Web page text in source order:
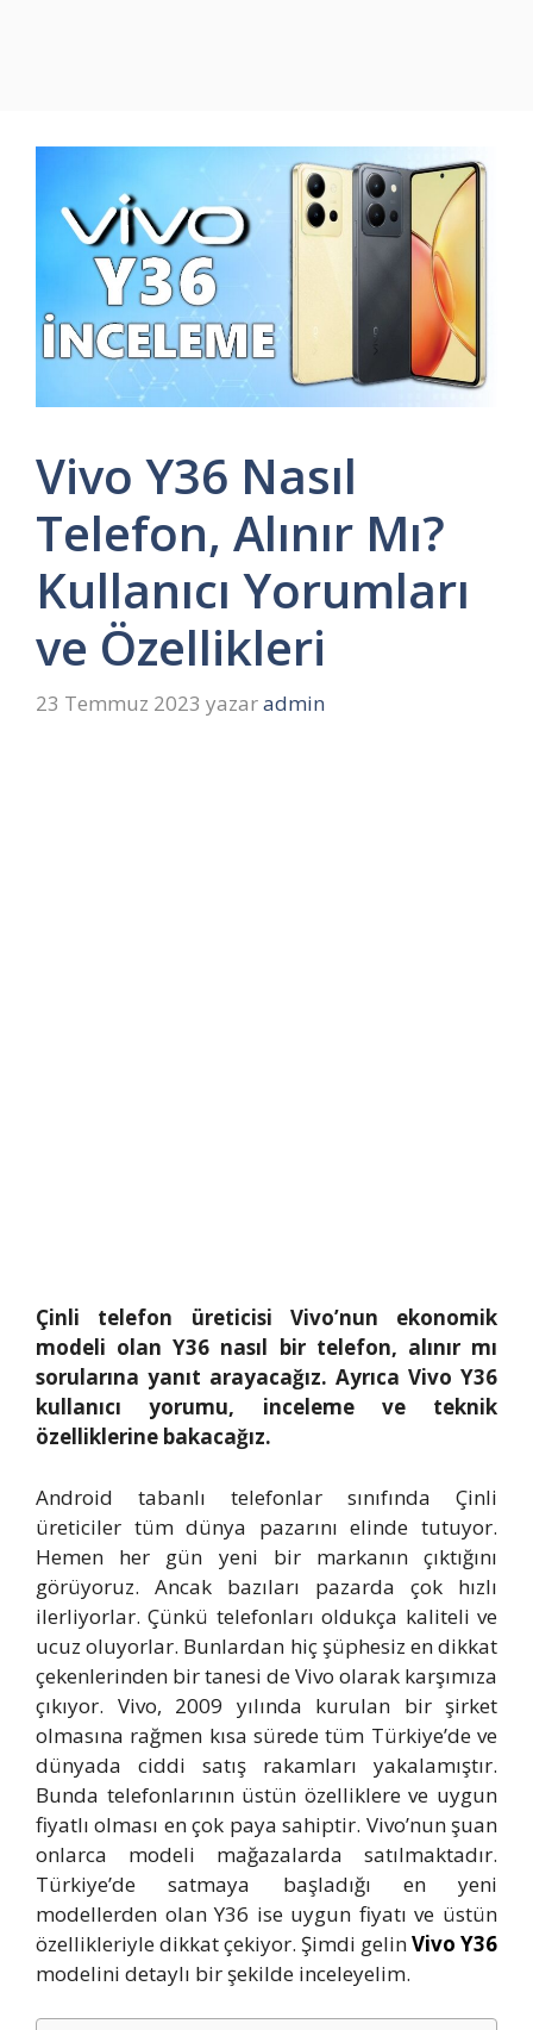
Vivo Y36 Nasıl
Telefon, Alınır Mı?
Kullanıcı Yorumları
ve Özellikleri
23 Temmuz 2023 yazaradmin
Çinli telefon üreticisi Vivo’nun ekonomik
modeli olan Y36 nasıl bir telefon, alınır mı
sorularına yanıt arayacağız. Ayrıca Vivo Y36
kullanıcı yorumu, inceleme ve teknik
özelliklerine bakacağız.
Android tabanlı telefonlar sınıfında Çinli
üreticiler tüm dünya pazarını elinde tutuyor.
Hemen her gün yeni bir markanın çıktığını
görüyoruz. Ancak bazıları pazarda çok hızlı
ilerliyorlar. Çünkü telefonları oldukça kaliteli ve
ucuz oluyorlar. Bunlardan hiç şüphesiz en dikkat
çekenlerinden bir tanesi de Vivo olarak karşımıza
çıkıyor. Vivo, 2009 yılında kurulan bir şirket
olmasına rağmen kısa sürede tüm Türkiye’de ve
dünyada ciddi satış rakamları yakalamıştır.
Bunda telefonlarının üstün özelliklere ve uygun
fiyatlı olması en çok paya sahiptir. Vivo’nun şuan
onlarca modeli mağazalarda satılmaktadır.
Türkiye’de satmaya başladığı en yeni
modellerden olan Y36 ise uygun fiyatı ve üstün
özellikleriyle dikkat çekiyor. Şimdi gelinVivo Y36
modelini detaylı bir şekilde inceleyelim.